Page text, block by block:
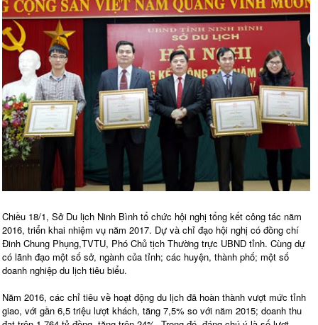
Chiều 18/1, Sở Du lịch Ninh Bình tổ chức hội nghị tổng kết công tác năm
2016, triển khai nhiệm vụ năm 2017. Dự và chỉ đạo hội nghị có đồng chí
Đinh Chung Phụng,TVTU, Phó Chủ tịch Thường trực UBND tỉnh. Cùng dự
có lãnh đạo một số sở, ngành của tỉnh; các huyện, thành phố; một số
doanh nghiệp du lịch tiêu biểu.
Năm 2016, các chỉ tiêu về hoạt động du lịch đã hoàn thành vượt mức tỉnh
giao, với gần 6,5 triệu lượt khách, tăng 7,5% so với năm 2015; doanh thu